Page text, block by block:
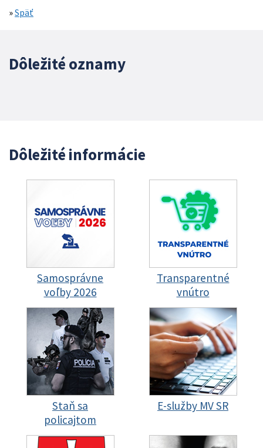
»Späť
Dôležité oznamy
Dôležité informácie
Samosprávne
voľby 2026
Transparentné
vnútro
Staň sa
policajtom
E-služby MV SR